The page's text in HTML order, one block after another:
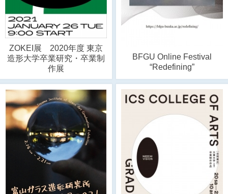
ZOKEI展 2020年度 東京
造形大学卒業研究・卒業制
作展
BFGU Online Festival
“Redefining”